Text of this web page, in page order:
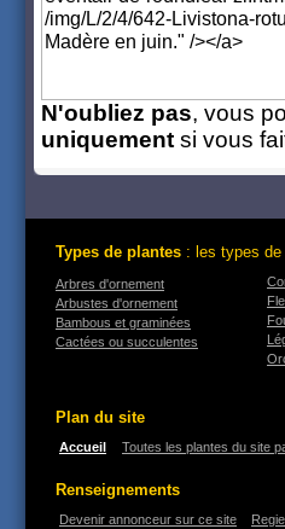
N'oubliez pas, vous
uniquement si vous
Types de plantes : les types
Arbres d'ornement
Arbustes d'ornement
Bambous et graminées
Cactées ou succulentes
Plan du site
Accueil Toutes les plantes du site
Renseignements
Devenir annonceur sur ce site